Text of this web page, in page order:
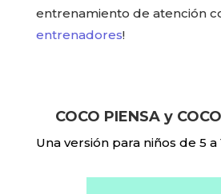
entrenamiento de atención
entrenadores!
COCO PIENSA y
Una versión para niños de 5 a